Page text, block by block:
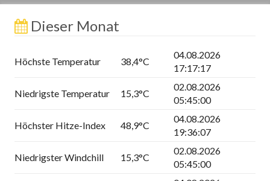
Dieser Monat
Höchste Temperatur 38,4°C
04.08.2026
17:17:17
Niedrigste Temperatur 15,3°C
02.08.2026
05:45:00
Höchster Hitze-Index 48,9°C
04.08.2026
19:36:07
Niedrigster Windchill 15,3°C
02.08.2026
05:45:00